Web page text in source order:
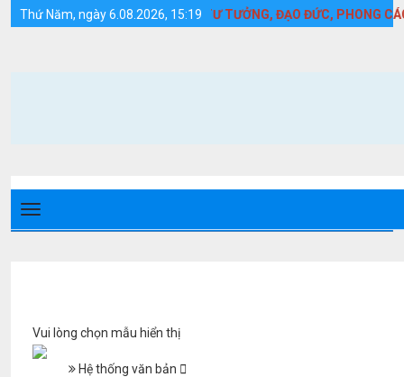
Lịch làm việc - Huyện Cồn Cỏ
Thứ Năm, ngày 6.08.2026, 15:19
HỌC TẬP VÀ LÀM THEO TƯ TƯỞNG, ĐẠO ĐỨC, PHONG CÁCH HỒ
Vui lòng chọn mẫu hiển thị
Hệ thống văn bản